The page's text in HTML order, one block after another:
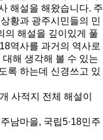
해설을 해왔습니다. 주
황과 광주시민들의 민
의 해설을 깊이있게 풀
역사를 과거의 역사로
해 생각해 볼 수 있는
록 하는데 신경쓰고 있
사적지 전체 해설이
남마을, 국립5·18민주